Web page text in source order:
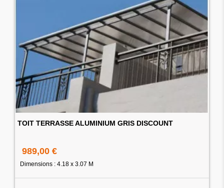
TOIT TERRASSE ALUMINIUM GRIS DISCOUNT
989,00 €
Dimensions : 4.18 x 3.07 M